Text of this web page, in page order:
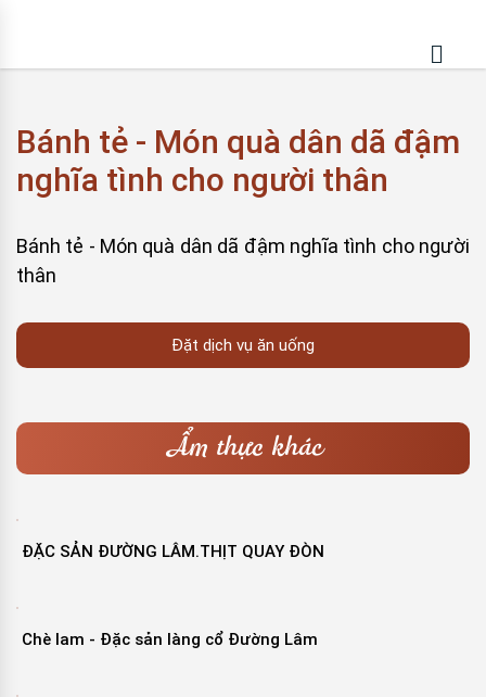
Bánh tẻ - Món quà dân dã đậm
nghĩa tình cho người thân
Bánh tẻ - Món quà dân dã đậm nghĩa tình cho người
thân
Đặt dịch vụ ăn uống
Ẩm thực khác
ĐẶC SẢN ĐƯỜNG LÂM.THỊT QUAY ĐÒN
Chè lam - Đặc sản làng cổ Đường Lâm